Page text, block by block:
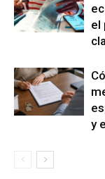
el
y